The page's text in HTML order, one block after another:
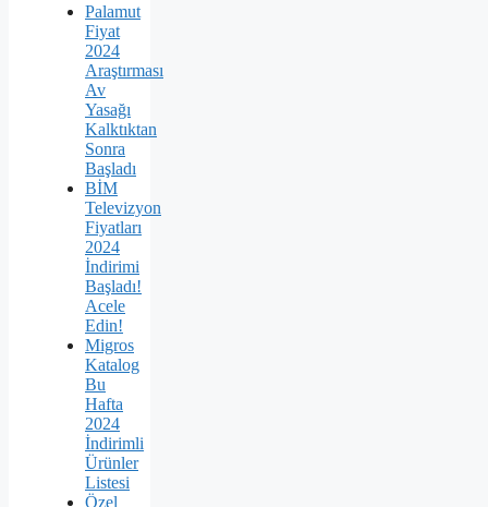
Palamut
Fiyat
2024
Araştırması
Av
Yasağı
Kalktıktan
Sonra
Başladı
BİM
Televizyon
Fiyatları
2024
İndirimi
Başladı!
Acele
Edin!
Migros
Katalog
Bu
Hafta
2024
İndirimli
Ürünler
Listesi
Özel